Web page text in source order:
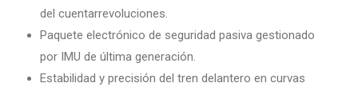
del cuentarrevoluciones.
Paquete electrónico de seguridad pasiva gestionado
por IMU de última generación.
Estabilidad y precisión del tren delantero en curvas